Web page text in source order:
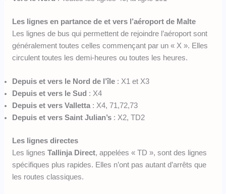
Les lignes en partance de et vers l’aéroport de Malte
Les lignes de bus qui permettent de rejoindre l’aéroport sont
généralement toutes celles commençant par un « X ». Elles
circulent toutes les demi-heures ou toutes les heures.
Depuis et vers le Nord de l’île: X1 et X3
Depuis et vers le Sud : X4
Depuis et vers Valletta: X4, 71,72,73
Depuis et vers Saint Julian’s: X2, TD2
Les lignes directes
Les lignes Tallinja Direct, appelées « TD », sont des lignes
spécifiques plus rapides. Elles n’ont pas autant d’arrêts que
les routes classiques.